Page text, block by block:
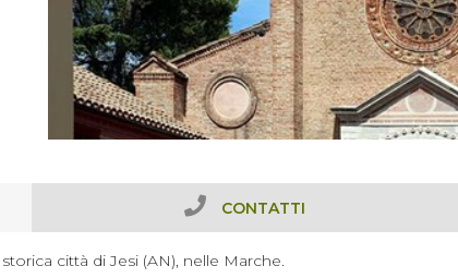
CONTATTI
città di Jesi (AN), nelle Marche.